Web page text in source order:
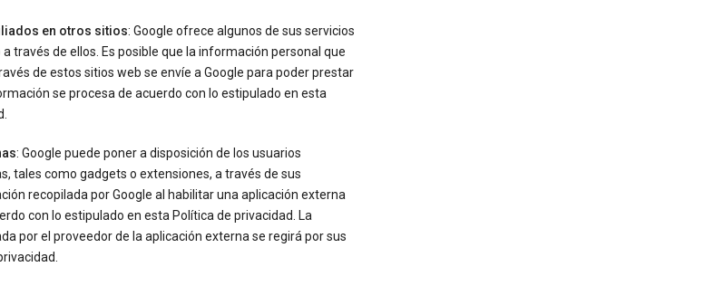
en otros sitios: Google ofrece algunos de sus servicios
través de ellos. Es posible que la información personal que
de estos sitios web se envíe a Google para poder prestar
se procesa de acuerdo con lo estipulado en esta
: Google puede poner a disposición de los usuarios
tales como gadgets o extensiones, a través de sus
recopilada por Google al habilitar una aplicación externa
con lo estipulado en esta Política de privacidad. La
por el proveedor de la aplicación externa se regirá por sus